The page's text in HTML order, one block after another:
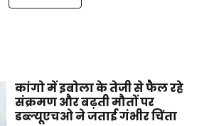
कांगो में इबोला के तेजी से फैल रहे
संक्रमण और बढ़ती मौतों पर
डब्ल्यूएचओ ने जताई गंभीर चिंता